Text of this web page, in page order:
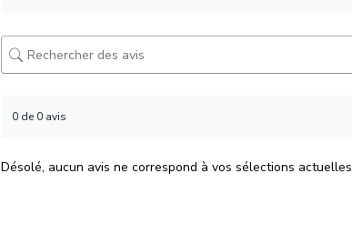
0 de 0 avis
Désolé, aucun avis ne correspond à vos sélections actuelles